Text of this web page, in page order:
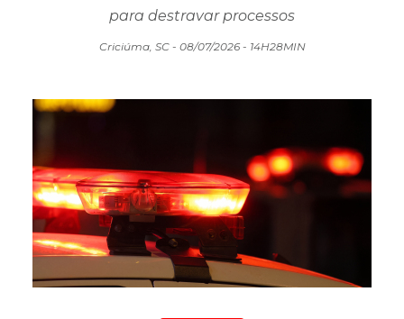
para destravar processos
Criciúma, SC - 08/07/2026 - 14H28MIN